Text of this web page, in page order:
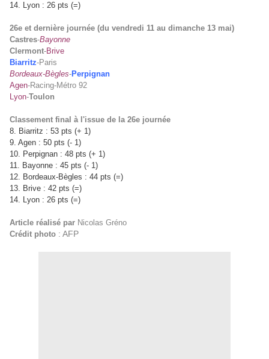
14. Lyon : 26 pts (=)
26e et dernière journée (du vendredi 11 au dimanche 13 mai)
Castres-Bayonne
Clermont-Brive
Biarritz-Paris
Bordeaux-Bègles-Perpignan
Agen-Racing-Métro 92
Lyon-Toulon
Classement final à l'issue de la 26e journée
8. Biarritz : 53 pts (+ 1)
9. Agen : 50 pts (- 1)
10. Perpignan : 48 pts (+ 1)
11. Bayonne : 45 pts (- 1)
12. Bordeaux-Bègles : 44 pts (=)
13. Brive : 42 pts (=)
14. Lyon : 26 pts (=)
Article réalisé par Nicolas Gréno
Crédit photo : AFP